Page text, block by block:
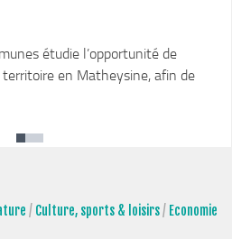
étudie l’opportunité de
territoire en Matheysine, afin de
/ Culture, sports & loisirs/ Economie